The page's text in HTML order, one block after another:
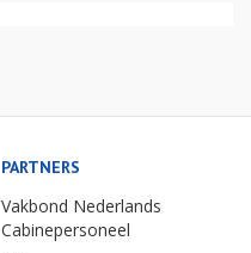
PARTNERS
Vakbond Nederlands
Cabinepersoneel